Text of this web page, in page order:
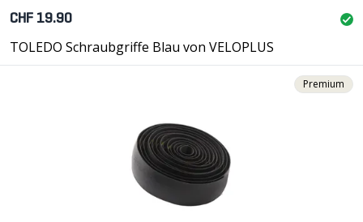
CHF 19.90
TOLEDO Schraubgriffe Blau von VELOPLUS
Premium